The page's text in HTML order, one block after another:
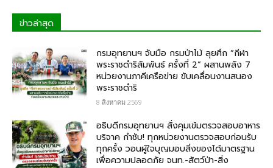
ข่าวล่าสุด
กรมอุทยานฯ จับมือ กรมป่าไม้ ลุยศึก “กีฬา
พระราชดำริสัมพันธ์ ครั้งที่ 2” ผสานพลัง 7
หน่วยงานภาคีเครือข่าย ขับเคลื่อนงานสนอง
พระราชดำริ
8 สิงหาคม 2569
อธิบดีกรมอุทยานฯ สั่งคุมเข้มตรวจสอบอาหาร
บริจาค​ กำชับ! ทุกหน่วยงานตรวจสอบก่อนรับ
ทุกครั้ง วอนผู้ใจบุญมอบสิ่งของได้มาตรฐาน
เพื่อความปลอดภัย​ จนท.-สัตว์ป่า-สิ่ง